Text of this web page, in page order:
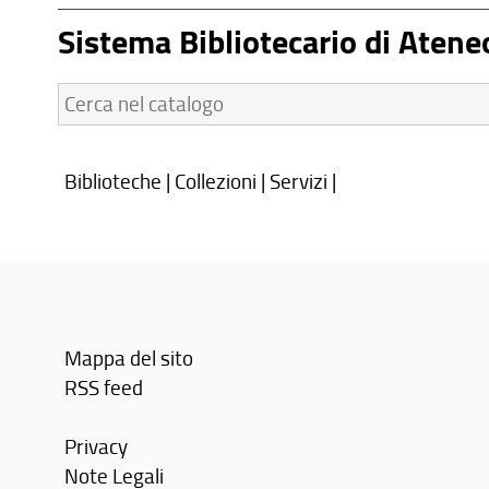
Sistema Bibliotecario di
Cerca
nel
Biblioteche | Collezioni | Servizi |
Mappa del sito
RSS feed
Privacy
Note Legali